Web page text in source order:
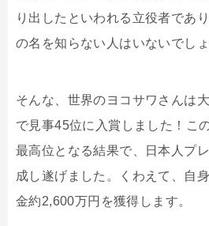
り出したといわれる立役者であ
の名を知らない人はいないでしょ
そんな、世界のヨコサワさんは
で見事45位に入賞しました！こ
最高位となる結果で、日本人プ
成し遂げました。くわえて、自
金約2,600万円を獲得します。